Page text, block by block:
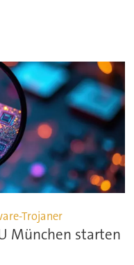
Trojaner
München starten